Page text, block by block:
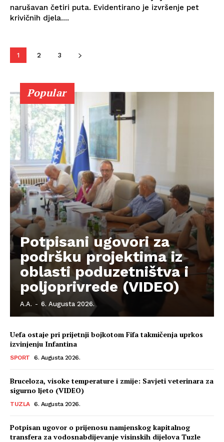
Info
O nama
Kontakt
Impressum
narušavan četiri puta. Evidentirano je izvršenje pet
krivičnih djela....
1 2 3
Popular
Potpisani ugovori za
podršku projektima iz
oblasti poduzetništva i
poljoprivrede (VIDEO)
A.A. - 6. Augusta 2026.
Uefa ostaje pri prijetnji bojkotom Fifa takmičenja uprkos
izvinjenju Infantina
SPORT 6. Augusta 2026.
Bruceloza, visoke temperature i zmije: Savjeti veterinara za
sigurno ljeto (VIDEO)
TUZLA 6. Augusta 2026.
Potpisan ugovor o prijenosu namjenskog kapitalnog
transfera za vodosnabdijevanje visinskih dijelova Tuzle